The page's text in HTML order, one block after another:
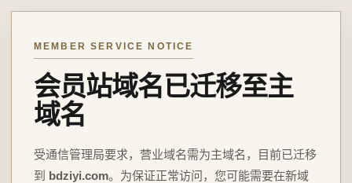
MEMBER SERVICE NOTICE
会员站域名已迁移至主
域名
受通信管理局要求，营业域名需为主域名，目前已迁移
到 bdziyi.com。为保证正常访问，您可能需要在新域